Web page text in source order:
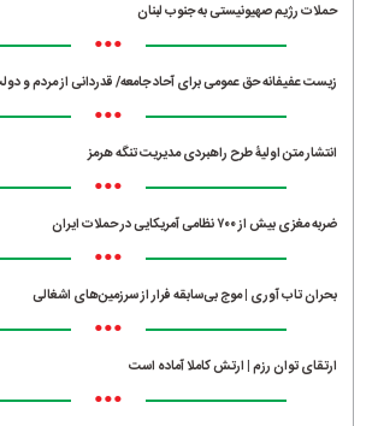
حملات رژیم صهیونیستی به جنوب لبنان
•••
زیست عفیفانه حق عمومی برای آحاد جامعه/ قدردانی از مردم و
•••
انتشار متن اولیۀ طرح راهبردی مدیریت تنگه هرمز
•••
ضربه مغزی بیش از ۷۰۰ نظامی آمریکایی در حملات ایران
•••
بحران تاب آوری | موج بی‌سابقه فرار از سرزمین‌های اشغالی
•••
ارتقای توان رزم | ارتش کاملا آماده است
•••